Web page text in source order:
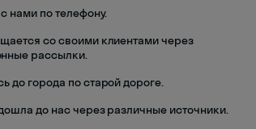
нами по телефону.
со своими клиентами через
рассылки.
до города по старой дороге.
до нас через различные источники.